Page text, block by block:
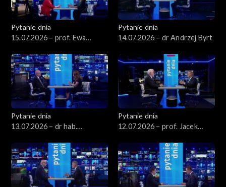
Pytanie dnia
15.07.2026 – prof. Ewa
Pytanie dnia
14.07.2026 – dr Andrzej Byrt
Pytanie dnia
13.07.2026 – dr hab.
Pytanie dnia
12.07.2026 – prof. Jacek